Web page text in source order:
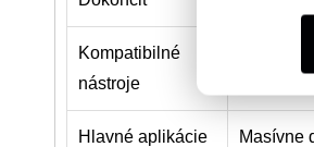
Kompatibilné
nástroje
Väčšina
Hlavné aplikácie Masívne